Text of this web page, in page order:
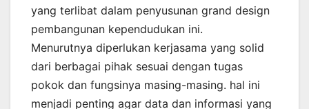
yang terlibat dalam penyusunan grand design
pembangunan kependudukan ini.
Menurutnya diperlukan kerjasama yang solid
dari berbagai pihak sesuai dengan tugas
pokok dan fungsinya masing-masing. hal ini
menjadi penting agar data dan informasi yang